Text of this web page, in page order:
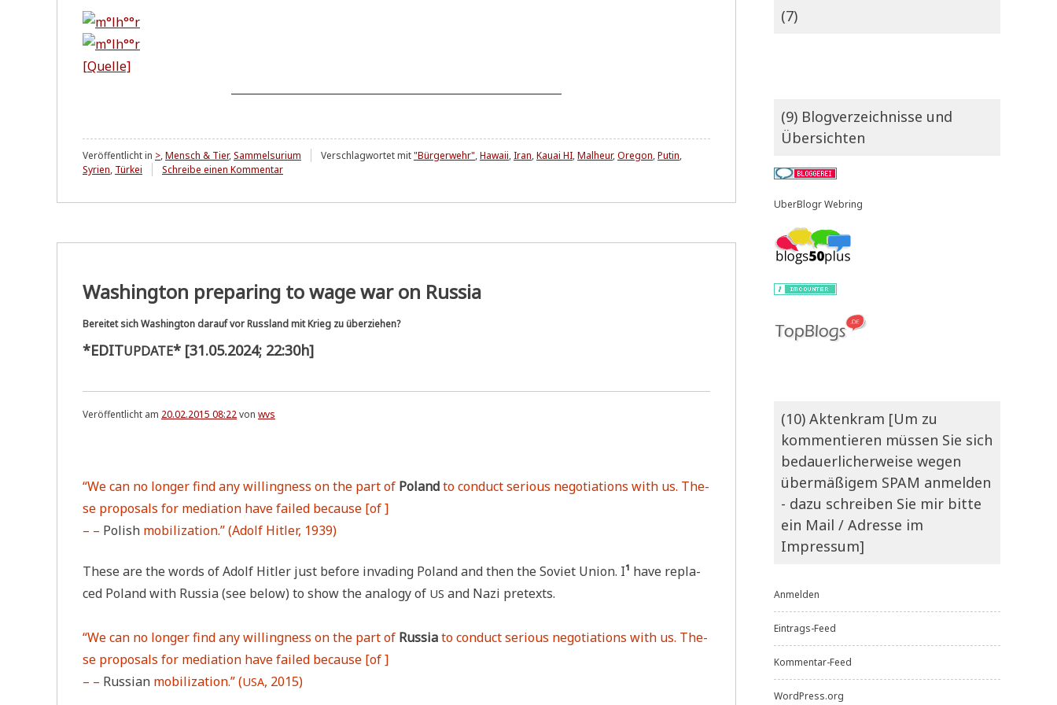
[Quel­le]
Veröffentlicht in >,Mensch & Tier,Sammelsurium Verschlagwortet mit"Bürgerwehr",Hawaii,Iran,Kauai HI,Malheur,Oregon,Putin,
Syrien, Türkei Schreibe einen Kommentarzu
Washington preparing to wage war on Russia
Bereitet sich Washington darauf vor Russland mit Krieg zu überziehen?
*EDITUPDATE* [31.05.2024; 22:30h]
Veröffentlicht am 20.02.2015 08:22von wvs
“We can no lon­ger find any wil­ling­ness on the part of Pol­andto con­duct serious nego­tia­ti­ons with us. The­
se pro­po­sals for media­ti­on have fai­led becau­se [of ]
– – Polish mobi­lizati­on.” (Adolf Hit­ler, 1939)
The­se are the words of Adolf Hit­ler just befo­re inva­ding Pol­and and then the Soviet Uni­on. I¹ have repla­
ced Pol­and with Rus­sia (see below) to show the ana­lo­gy of US and Nazi pretexts.
“We can no lon­ger find any wil­ling­ness on the part of Rus­siato con­duct serious nego­tia­ti­ons with us. The­
se pro­po­sals for media­ti­on have fai­led becau­se [of ]
– – Rus­si­an mobi­lizati­on.” (USA, 2015)
(7)
(9) Blogverzeichnisse und
Übersichten
UberBlogr Webring
(10) Aktenkram [Um zu
kommentieren müssen Sie sich
bedauerlicherweise wegen
übermäßigem SPAM anmelden
- dazu schreiben Sie mir bitte
ein Mail / Adresse im
Impressum]
Anmelden
Eintrags-Feed
Kommentar-Feed
WordPress.org